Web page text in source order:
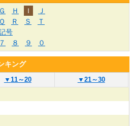
Ｇ Ｈ Ｉ
Ｊ
Ｑ Ｒ Ｓ
Ｔ
号
７ ８ ９ ０
キング
▼ 11～20 ▼ 21～30